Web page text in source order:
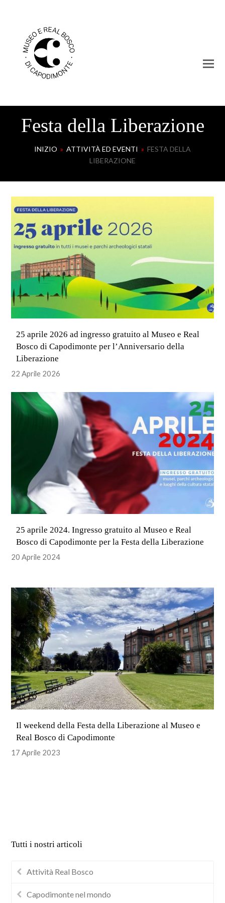
Festa della Liberazione
INIZIO » ATTIVITÀ ED EVENTI » FESTA DELLA
LIBERAZIONE
25 aprile 2026 ad ingresso gratuito al Museo e Real
Bosco di Capodimonte per l’Anniversario della
Liberazione
22 Aprile 2026
25 aprile 2024. Ingresso gratuito al Museo e Real
Bosco di Capodimonte per la Festa della Liberazione
20 Aprile 2024
Il weekend della Festa della Liberazione al Museo e
Real Bosco di Capodimonte
17 Aprile 2023
Tutti i nostri articoli
Attività Real Bosco
Capodimonte nel mondo